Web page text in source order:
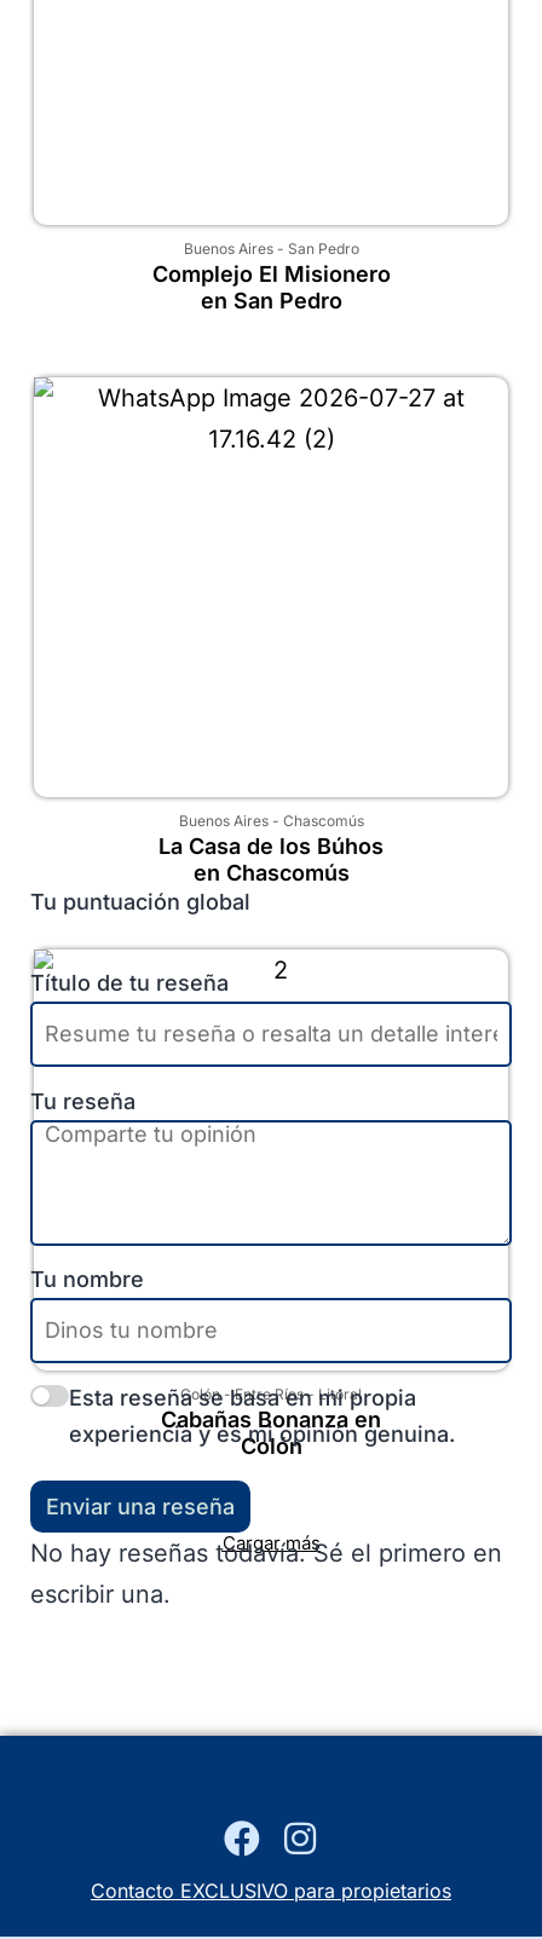
Buenos Aires- San Pedro
Complejo El Misionero
en San Pedro
Buenos Aires- Chascomús
La Casa de los Búhos
en Chascomús
Colón-Entre Ríos- Litoral
Cabañas Bonanza en
Colón
Cargar más
Tu puntuación global
Título de tu reseña
Tu reseña
Tu nombre
Esta reseña se basa en mi propia
experiencia y es mi opinión genuina.
Enviar una reseña
No hay reseñas todavía. Sé el primero en
escribir una.
Contacto EXCLUSIVO para propietarios